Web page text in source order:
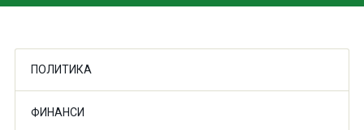
ПОЛИТИКА
ФИНАНСИ